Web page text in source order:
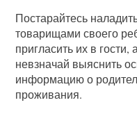
Постарайтесь
товарищами своего
пригласить их в
невзначай выяснить
информацию о
проживания.